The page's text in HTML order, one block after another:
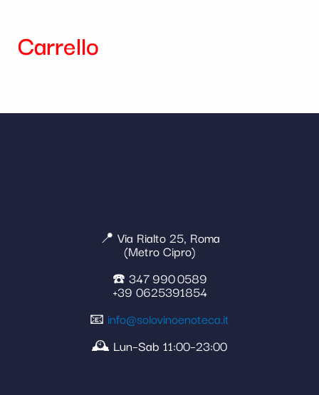
Carrello
📍 Via Rialto 25, Roma
(Metro Cipro)
☎️ 347 990 0589
+39 0625391854
📧 info@solovinoenoteca.it
🕰️ Lun–Sab 11:00–23:00